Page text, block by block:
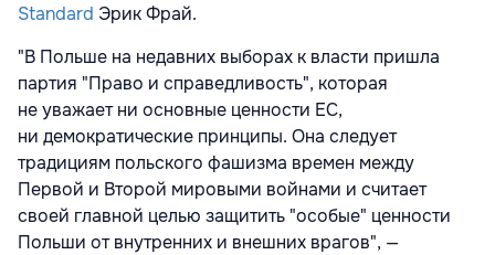
Standard Эрик Фрай.
"В Польше на недавних выборах к власти пришла
партия "Право и справедливость", которая
не уважает ни основные ценности ЕС,
ни демократические принципы. Она следует
традициям польского фашизма времен между
Первой и Второй мировыми войнами и считает
своей главной целью защитить "особые" ценности
Польши от внутренних и внешних врагов", —